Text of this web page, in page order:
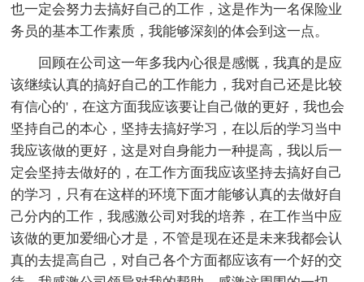
也一定会努力去搞好自己的工作，这是作为一名保险业
务员的基本工作素质，我能够深刻的体会到这一点。
回顾在公司这一年多我内心很是感慨，我真的是应
该继续认真的搞好自己的工作能力，我对自己还是比较
有信心的'，在这方面我应该要让自己做的更好，我也会
坚持自己的本心，坚持去搞好学习，在以后的学习当中
我应该做的更好，这是对自身能力一种提高，我以后一
定会坚持去做好的，在工作方面我应该坚持去搞好自己
的学习，只有在这样的环境下面才能够认真的去做好自
己分内的工作，我感激公司对我的培养，在工作当中应
该做的更加爱细心才是，不管是现在还是未来我都会认
真的去提高自己，对自己各个方面都应该有一个好的交